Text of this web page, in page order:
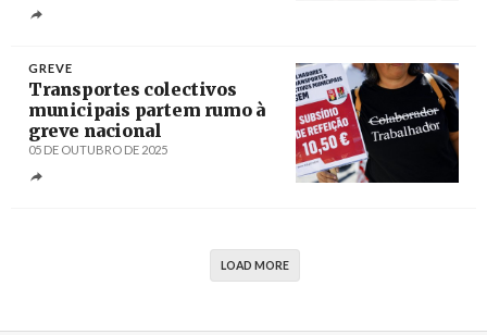
GREVE
Transportes colectivos
municipais partem rumo à
greve nacional
05 DE OUTUBRO DE 2025
LOAD MORE